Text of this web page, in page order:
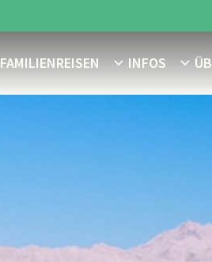
FAMILIENREISEN INFOS